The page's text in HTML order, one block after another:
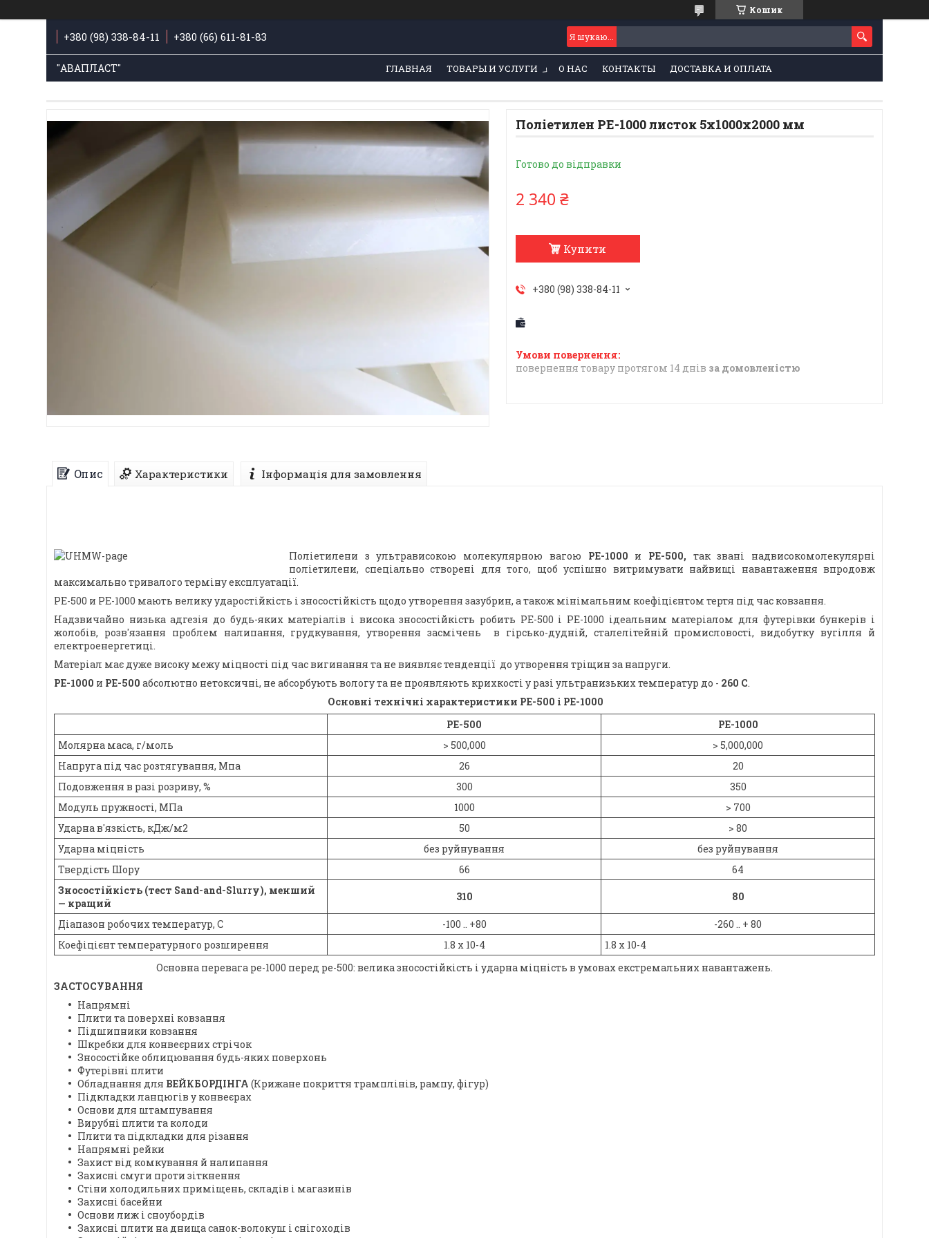
Кошик
+380 (98) 338-84-11 +380 (66) 611-81-83
"АВАПЛАСТ" ГЛАВНАЯ ТОВАРЫ И УСЛУГИ О НАС КОНТАКТЫ ДОСТАВКА И ОПЛАТА
Поліетилен РЕ-1000 листок 5х1000х2000 мм
Готово до відправки
2 340 ₴
Купити
+380 (98) 338-84-11
повернення товару протягом 14 днів за домовленістю
Опис Характеристики Інформація для замовлення
Поліетилени з ультрависокою молекулярною вагою РЕ-1000 и PE-500, так звані надвисокомолекулярні
поліетилени, спеціально створені для того, щоб успішно витримувати найвищі навантаження впродовж
максимально тривалого терміну експлуатації.
PE-500 и PE-1000 мають велику ударостійкість і зносостійкість щодо утворення зазубрин, а також мінімальним коефіцієнтом тертя під час ковзання.
Надзвичайно низька адгезія до будь-яких матеріалів і висока зносостійкість робить РЕ-500 і РЕ-1000 ідеальним матеріалом для футерівки бункерів і
жолобів, розв'язання проблем налипання, грудкування, утворення засмічень в гірсько-дудній, сталелітейній промисловості, видобутку вугілля й
електроенергетиці.
Матеріал має дуже високу межу міцності під час вигинання та не виявляє тенденції до утворення тріщин за напруги.
PE-1000 и PE-500 абсолютно нетоксичні, не абсорбують вологу та не проявляють крихкості у разі ультранизьких температур до - 260 С.
Основні технічні характеристики РЕ-500 і РЕ-1000
РЕ-500
РЕ-1000
Молярна маса, г/моль
> 500,000
> 5,000,000
Напруга під час розтягування, Мпа
26
20
Подовження в разі розриву, %
300
350
Модуль пружності, МПа
1000
> 700
Ударна в'язкість, кДж/м2
50
> 80
Ударна міцність
без руйнування
без руйнування
Твердість Шору
66
64
Зносостійкість (тест Sand-and-Slurry), менший
— кращий
310 80
Діапазон робочих температур, С -100 .. +80
-260 .. + 80
Коефіцієнт температурного розширення
1.8 х 10-4
1.8 х 10-4
Основна перевага ре-1000 перед ре-500: велика зносостійкість і ударна міцність в умовах екстремальних навантажень.
ЗАСТОСУВАННЯ
Напрямні
Плити та поверхні ковзання
Підшипники ковзання
Шкребки для конвеєрних стрічок
Зносостійке облицювання будь-яких поверхонь
Футерівні плити
Обладнання для ВЕЙКБОРДІНГА (Крижане покриття трамплінів, рампу, фігур)
Підкладки ланцюгів у конвеєрах
Основи для штампування
Вирубні плити та колоди
Плити та підкладки для різання
Напрямні рейки
Захист від комкування й налипання
Захисні смуги проти зіткнення
Стіни холодильних приміщень, складів і магазинів
Захисні басейни
Основи лиж і сноубордів
Захисні плити на днища санок-волокуш і снігоходів